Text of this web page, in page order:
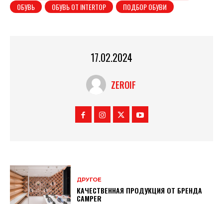
ОБУВЬ
ОБУВЬ ОТ INTERTOP ПОДБОР ОБУВИ
17.02.2024
ZEROIF
ДРУГОЕ
КАЧЕСТВЕННАЯ ПРОДУКЦИЯ ОТ БРЕНДА
CAMPER